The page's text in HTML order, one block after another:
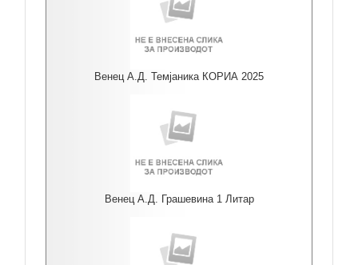
Венец А.Д. Темјаника КОРИА 2025
Венец А.Д. Грашевина 1 Литар